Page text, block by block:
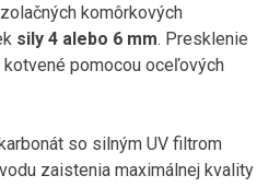
komôrkových
sily 4 alebo 6 mm. Presklenie
pomocou oceľových
so silným UV filtrom
zaistenia maximálnej kvality